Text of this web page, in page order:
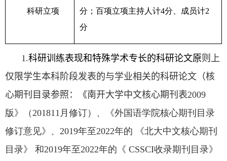
科研立项
分；百项立项主持人计4分、成员计2
分
1.科研训练表现和特殊学术专长的科研论文原则上
仅限学生本科阶段发表的与学业相关的科研论文（核
心期刊目录参照：《南开大学中文核心期刊表2009
版》（201811 月修订）、《外国语学院核心期刊目录
修订意见》、 2019年至2022年的 《北大中文核心期刊
目录》 和2019年至2022年的《 CSSCI收录期刊目录》